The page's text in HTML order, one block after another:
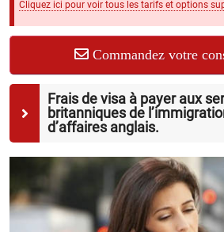
Cliquez ici pour voir tous les tarifs et options
Commandez votre
Frais de visa à payer aux
britanniques de
d’affaires anglais.